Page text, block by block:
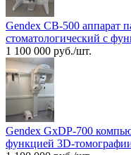
Gendex CB-500 аппарат
стоматологический с
1 100 000 руб./шт.
Gendex GxDP-700
функцией 3D-